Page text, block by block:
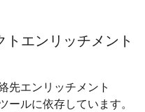
トエンリッチメント
先エンリッチメント
ールに依存しています。